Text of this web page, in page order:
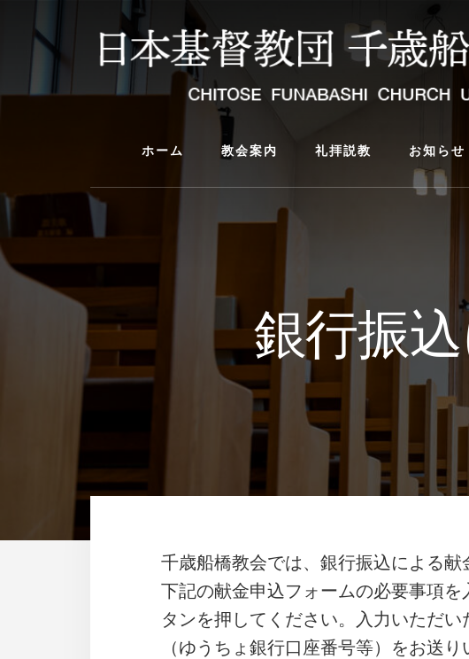
content
primary
ホーム 教会案内 礼拝説教 お知らせ
銀行振
千歳船橋教会では、銀行振込による献
下記の献金申込フォームの必要事項
タンを押してください。入力いただ
（ゆうちょ銀行口座番号等）をお送り